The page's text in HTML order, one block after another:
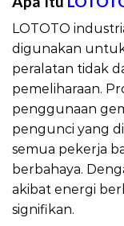
LOTOTO
digunakan
peralatan tidak
pemeliharaan.
penggunaan
pengunci yang
semua pekerja
berbahaya.
akibat energi
signifikan.